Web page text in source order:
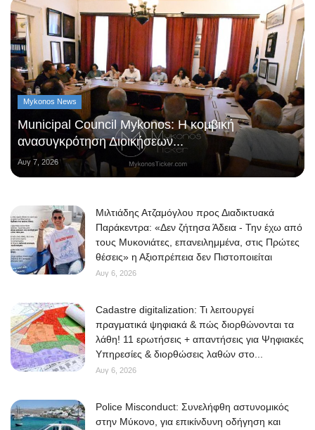
Mykonos News
Municipal Council Mykonos: Η κομβική
ανασυγκρότηση Διοικήσεων...
Αυγ 7, 2026
Μιλτιάδης Ατζαμόγλου προς Διαδικτυακά
Παράκεντρα: «Δεν ζήτησα Άδεια - Την έχω από
τους Μυκονιάτες, επανειλημμένα, στις Πρώτες
θέσεις» η Αξιοπρέπεια δεν Πιστοποιείται
Αυγ 6, 2026
Cadastre digitalization: Τι λειτουργεί
πραγματικά ψηφιακά & πώς διορθώνονται τα
λάθη! 11 ερωτήσεις + απαντήσεις για Ψηφιακές
Υπηρεσίες & διορθώσεις λαθών στο...
Αυγ 6, 2026
Police Misconduct: Συνελήφθη αστυνομικός
στην Μύκονο, για επικίνδυνη οδήγηση και